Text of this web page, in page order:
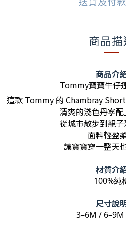
商品
商品介
Tommy寶寶牛仔
這款 Tommy 的 Chambray
清爽的淺色丹寧
從城市散步到親
面料輕盈
讓寶寶穿一整天
材質介
100%純
尺寸說
3–6M /